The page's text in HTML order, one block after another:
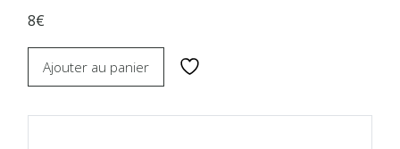
8€
Ajouter au panier